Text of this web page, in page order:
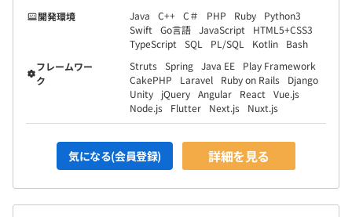
開発環境
Java C++ C＃ PHP Ruby
Python3
Swift Go言語 JavaScript
HTML5+CSS3
TypeScript SQL PL/SQL Kotlin
Bash
フレームワー
ク
Struts Spring Java EE
Play Framework
CakePHP
Laravel Ruby on Rails
Django
Unity
jQuery Angular React Vue.js
Node.js
Flutter Next.js Nuxt.js
気になる(会員登録) 詳細を見る